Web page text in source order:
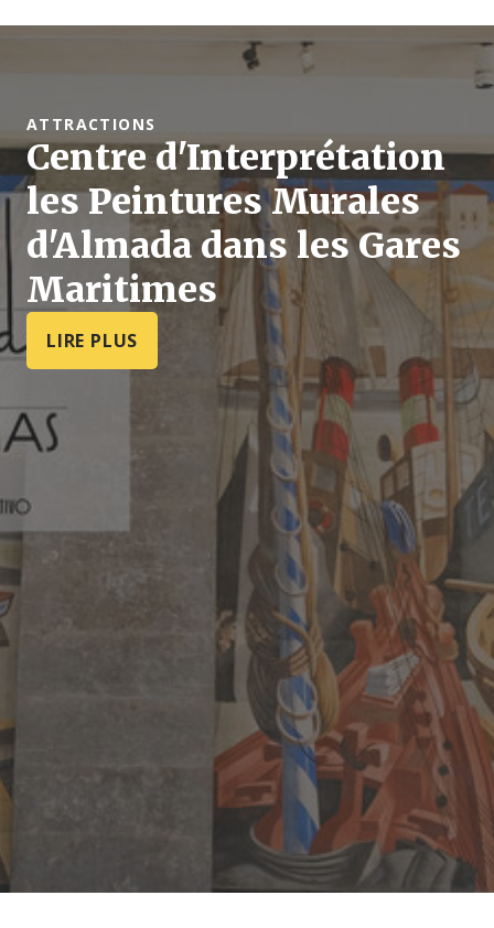
ATTRACTIONS
Centre d'Interprétation
les Peintures Murales
d'Almada dans les Gares
Maritimes
LIRE PLUS